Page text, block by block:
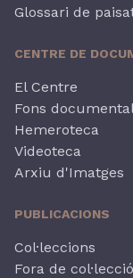
Glossari de
CENTRE DE
El Centre
Fons documental
Hemeroteca
Videoteca
Arxiu d'Imatges
PUBLICACIONS
Col·leccions
Fora de col·lecció